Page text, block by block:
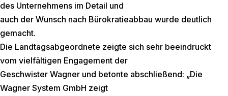
des Unternehmens im Detail und
auch der Wunsch nach Bürokratieabbau wurde deutlich
gemacht.
Die Landtagsabgeordnete zeigte sich sehr beeindruckt
vom vielfältigen Engagement der
Geschwister Wagner und betonte abschließend: „Die
Wagner System GmbH zeigt